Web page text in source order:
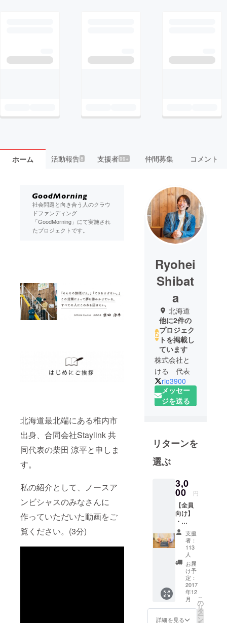
ホーム 活動報告8 支援者99+ 仲間募集 コメント
社会問題と向き合う人のクラウ
ドファンディング
「GoodMorning」にて実施され
たプロジェクトです。
北海道最北端にある稚内市
出身、合同会社Staylink 共
同代表の柴田 涼平と申しま
す。
私の紹介として、ノースア
ンビシャスのみなさんに
作っていただいた動画をご
覧ください。(3分)
Ryohei
Shibat
a
北海道
他に2件の
プロジェク
トを掲載し
ています
株式会社と
ける 代表
rio3900
メッセー
ジを送る
リターンを
選ぶ
3,0
00 円
【全員
向け】
・
CAMPF
IREのプ
ロジェ
クト
ページ
に名前
をクレ
ジット
※クレ
ジット
を希望
しない
支援
者：
113
人
お届
け予
定：
2017
年12
月
詳細を見る
こ
の
リ
タ
ー
ン